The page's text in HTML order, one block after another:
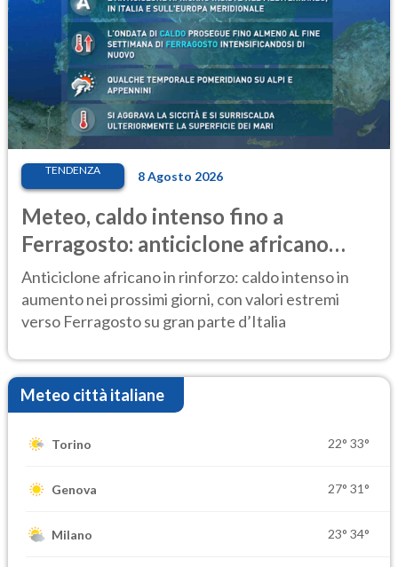
TENDENZA 8 Agosto 2026
Meteo, caldo intenso fino a
Ferragosto: anticiclone africano
ancora protagonista
Anticiclone africano in rinforzo: caldo intenso in
aumento nei prossimi giorni, con valori estremi
verso Ferragosto su gran parte d’Italia
Meteo città italiane
Torino 22° 33°
Genova 27° 31°
Milano 23° 34°